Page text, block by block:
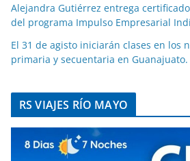
Alejandra Gutiérrez entrega
del programa Impulso Empresarial
El 31 de agisto iniciarán clases en los
primaria y secuentaria en Guanajuato.
RS VIAJES RÍO MAYO